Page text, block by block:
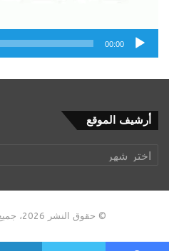
00:00
أرشيف الموقع
أرشيف
الموقع
© حقوق النشر 2026، جميع الحقوق محفوظة |